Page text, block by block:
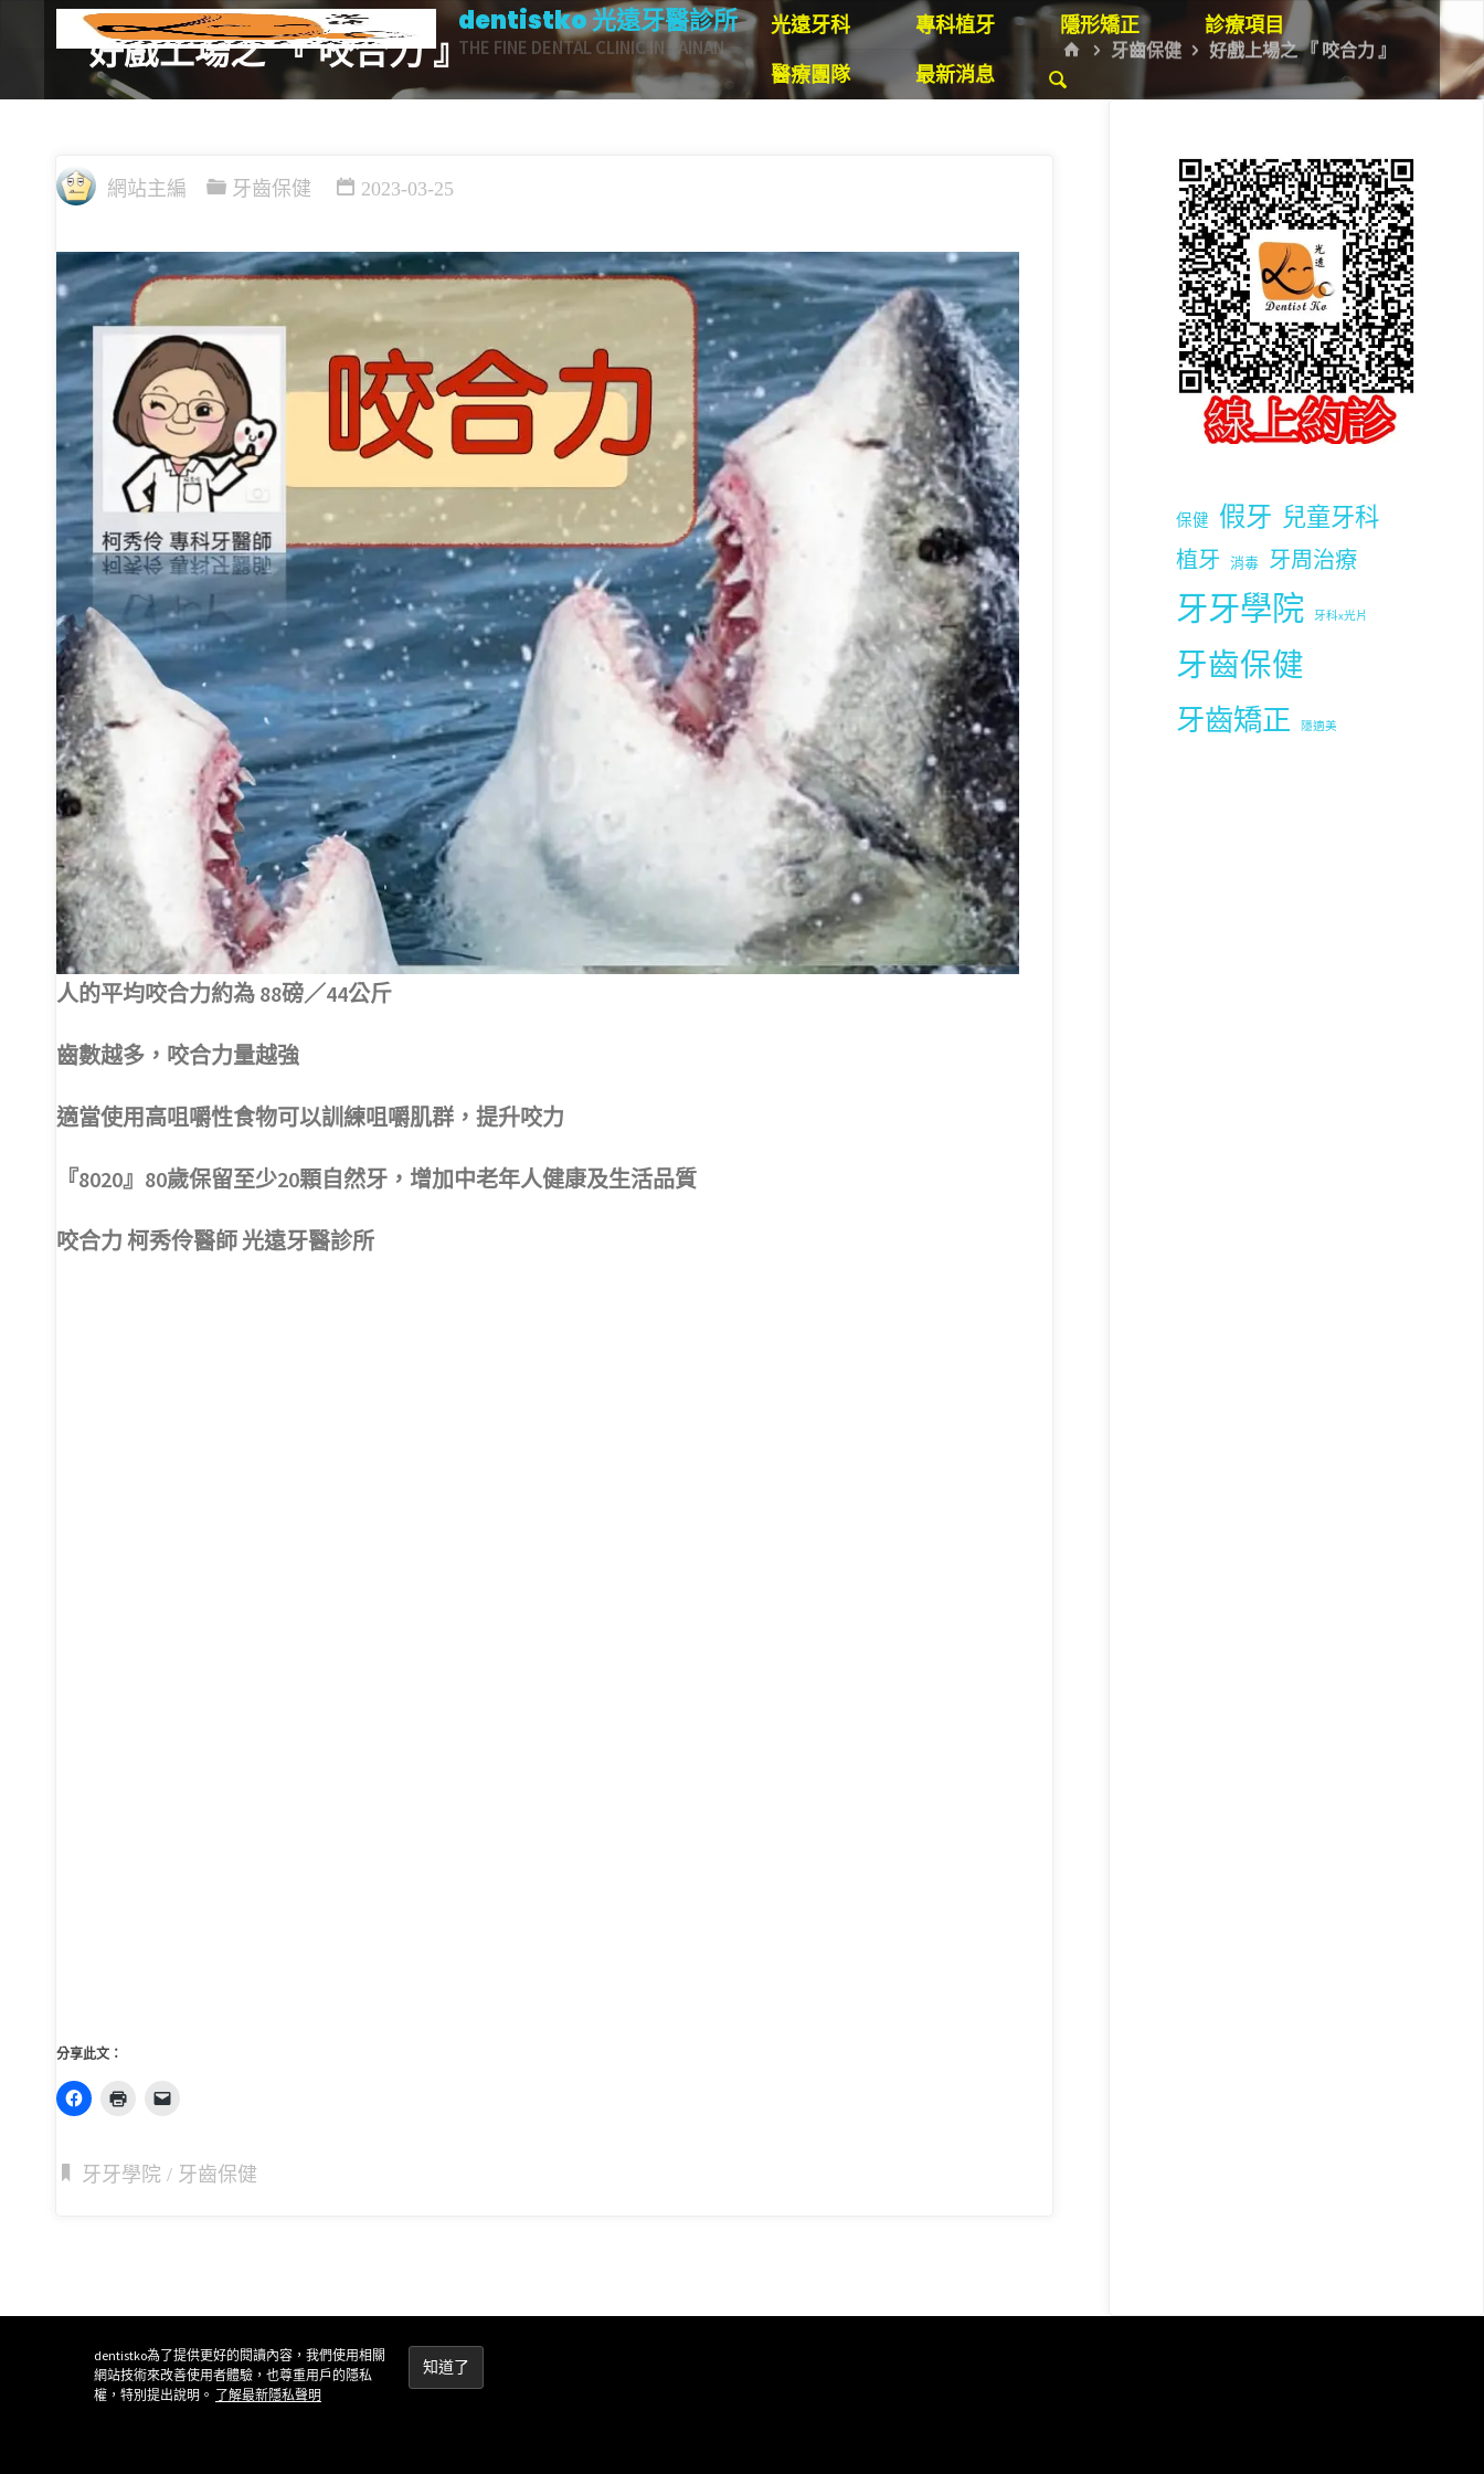
content
dentistko 光遠牙醫診所
THE FINE DENTAL CLINIC IN TAINAN
光遠牙科 專科植牙 隱形矯正 診療項目
醫療團隊 最新消息
好戲上場之 『 咬合力 』 HOME牙齒保健 好戲上場之 『 咬合力 』
網站主編 牙齒保健 2023-03-25
人的平均咬合力約為 88磅／44公斤
齒數越多，咬合力量越強
適當使用高咀嚼性食物可以訓練咀嚼肌群，提升咬力
『8020』80歲保留至少20顆自然牙，增加中老年人健康及生活品質
咬合力 柯秀伶醫師 光遠牙醫診所
分享此文：
牙牙學院 / 牙齒保健
保健 假牙 兒童牙科
植牙 消毒 牙周治療
牙牙學院 牙科x光片
牙齒保健
牙齒矯正 隱適美
dentistko為了提供更好的閱讀內容，我們使用相關
網站技術來改善使用者體驗，也尊重用戶的隱私
權，特別提出說明。 了解最新隱私聲明